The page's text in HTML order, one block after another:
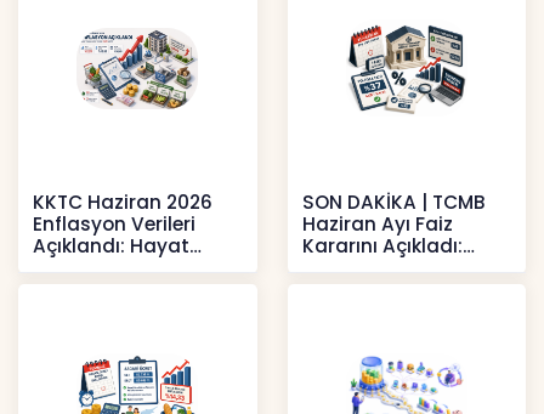
KKTC Haziran 2026
Enflasyon Verileri
Açıklandı: Hayat
Pahalılığı Yükselişini
Sür
SON DAKİKA | TCMB
Haziran Ayı Faiz
Kararını Açıkladı:
Politika Faizi Yüzde
37’de